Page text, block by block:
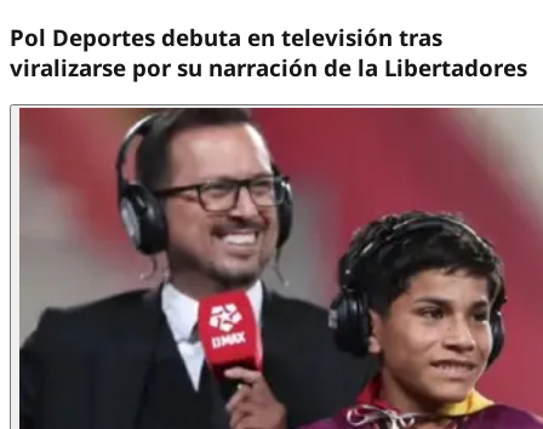
Pol Deportes debuta en televisión tras
viralizarse por su narración de la Libertadores